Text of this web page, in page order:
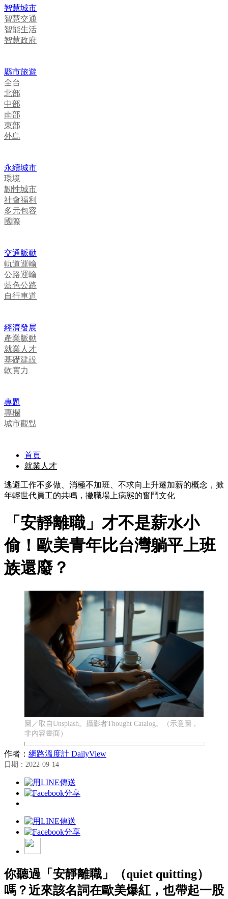
智慧城市
智慧交通
智能生活
智慧政府
縣市旅遊
全台
北部
中部
南部
東部
外島
永續城市
環境
韌性城市
社會福利
多元包容
國際
交通脈動
軌道運輸
公路運輸
藍色公路
自行車道
經濟發展
產業脈動
就業人才
基礎建設
軟實力
專題
專欄
城市觀點
首頁
就業人才
逃避工作不多做、消極不加班、不求向上升遷加薪的概念，掀
年輕世代員工的共鳴，撇職場上病態的奮鬥文化
「安靜離職」才不是薪水小
偷！歐美青年比台灣躺平上班
族還廢？
圖／取自Unsplash。攝影者Thought Catalog。（示意圖，
非內容畫面）
作者： 網路溫度計 DailyView
日期：2022-09-14
你聽過「安靜離職」（quiet quitting）
嗎？近來該名詞在歐美爆紅，也帶起一股